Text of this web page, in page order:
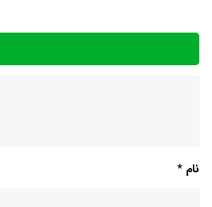
نام *